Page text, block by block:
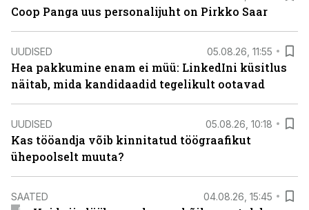
Coop Panga uus personalijuht on Pirkko Saar
UUDISED 05.08.26, 11:55
Hea pakkumine enam ei müü: LinkedIni küsitlus
näitab, mida kandidaadid tegelikult ootavad
UUDISED 05.08.26, 10:18
Kas tööandja võib kinnitatud töögraafikut
ühepoolselt muuta?
SAATED 04.08.26, 15:45